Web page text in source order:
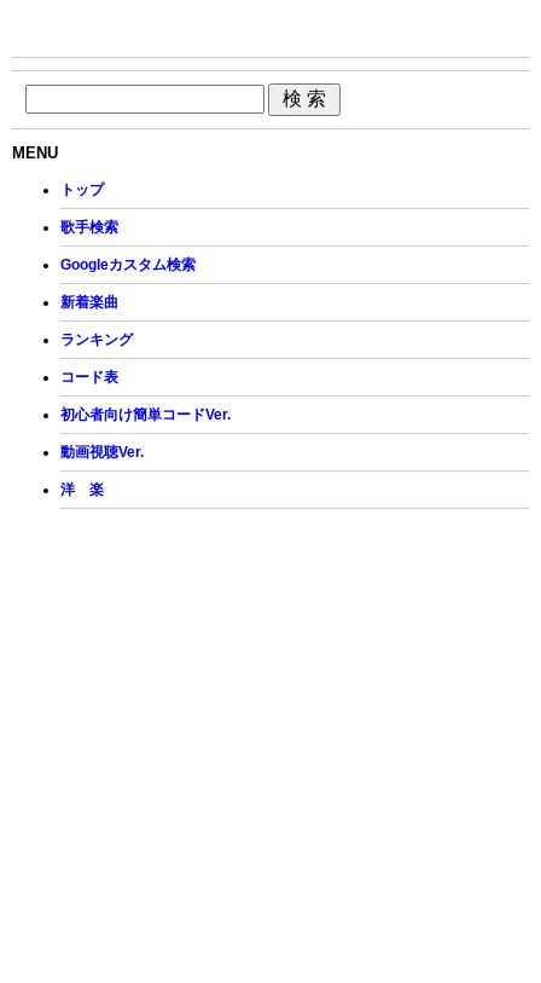
MENU
トップ
歌手検索
Googleカスタム検索
新着楽曲
ランキング
コード表
初心者向け簡単コードVer.
動画視聴Ver.
洋 楽